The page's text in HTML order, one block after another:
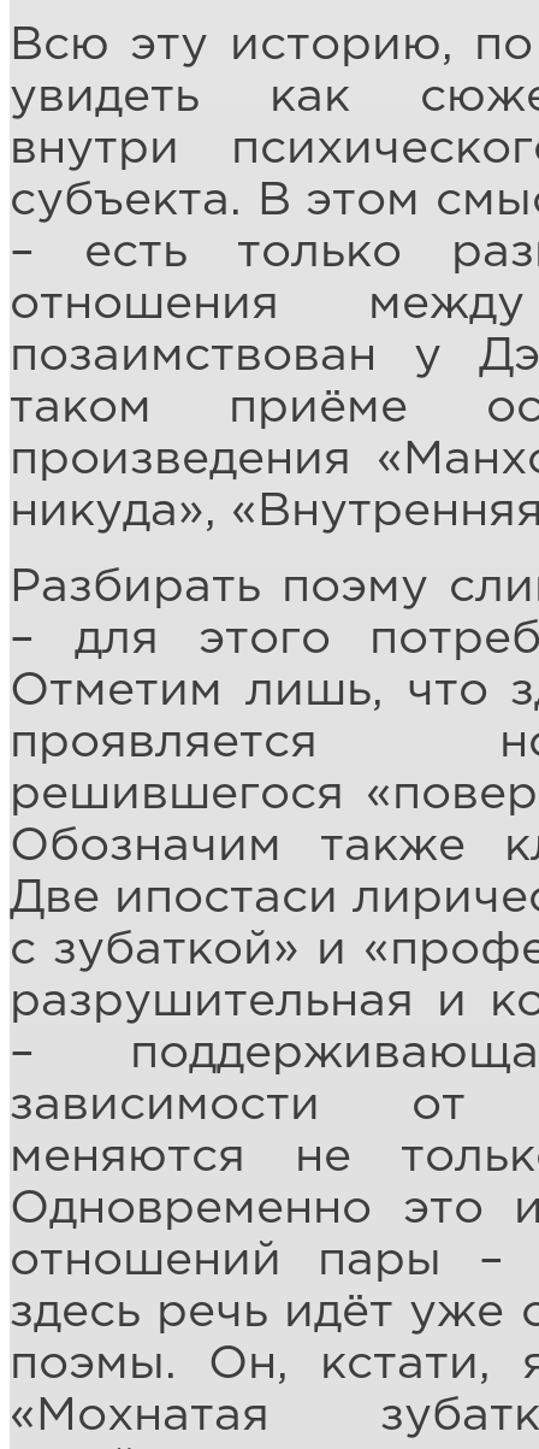
Всю эту историю,
увидеть как
внутри
субъекта. В этом
– есть только
отношения
позаимствован у
таком приёме
произведения
никуда»,
Разбирать поэму
– для этого
Отметим лишь, что
проявляется
решившегося
Обозначим также
Две ипостаси
с зубаткой» и
разрушительная и
–
зависимости от
меняются не
Одновременно это
отношений пары
здесь речь идёт уже
поэмы. Он, кстати,
«Мохнатая